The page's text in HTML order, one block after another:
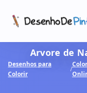
Coletâneas de
Colorir Online
Arvore de
Desenhos para
Colorir
/